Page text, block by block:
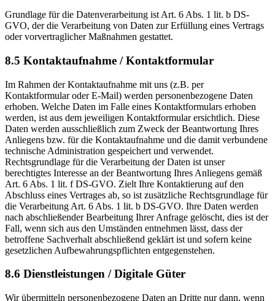
Grundlage für die Datenverarbeitung ist Art. 6 Abs. 1 lit. b DS-
GVO, der die Verarbeitung von Daten zur Erfüllung eines Vertrags
oder vorvertraglicher Maßnahmen gestattet.
8.5 Kontaktaufnahme / Kontaktformular
Im Rahmen der Kontaktaufnahme mit uns (z.B. per
Kontaktformular oder E-Mail) werden personenbezogene Daten
erhoben. Welche Daten im Falle eines Kontaktformulars erhoben
werden, ist aus dem jeweiligen Kontaktformular ersichtlich. Diese
Daten werden ausschließlich zum Zweck der Beantwortung Ihres
Anliegens bzw. für die Kontaktaufnahme und die damit verbundene
technische Administration gespeichert und verwendet.
Rechtsgrundlage für die Verarbeitung der Daten ist unser
berechtigtes Interesse an der Beantwortung Ihres Anliegens gemäß
Art. 6 Abs. 1 lit. f DS-GVO. Zielt Ihre Kontaktierung auf den
Abschluss eines Vertrages ab, so ist zusätzliche Rechtsgrundlage für
die Verarbeitung Art. 6 Abs. 1 lit. b DS-GVO. Ihre Daten werden
nach abschließender Bearbeitung Ihrer Anfrage gelöscht, dies ist der
Fall, wenn sich aus den Umständen entnehmen lässt, dass der
betroffene Sachverhalt abschließend geklärt ist und sofern keine
gesetzlichen Aufbewahrungspflichten entgegenstehen.
8.6 Dienstleistungen / Digitale Güter
Wir übermitteln personenbezogene Daten an Dritte nur dann, wenn